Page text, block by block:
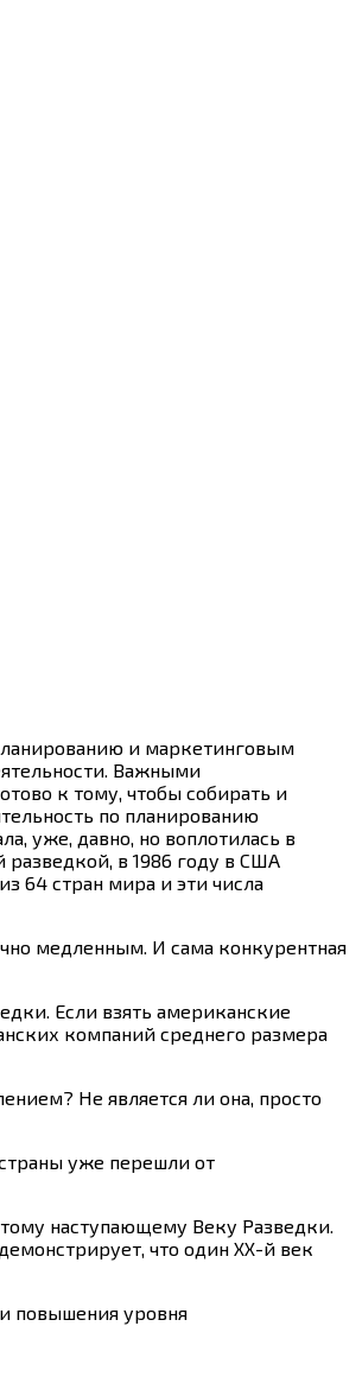
и маркетинговым
Важными
к тому, чтобы собирать и
по планированию
уже, давно, но воплотилась в
в 1986 году в США
64 стран мира и эти числа
медленным. И сама конкурентная
Если взять американские
компаний среднего размера
Не является ли она, просто
уже перешли от
наступающему Веку Разведки.
что один ХХ-й век
повышения уровня